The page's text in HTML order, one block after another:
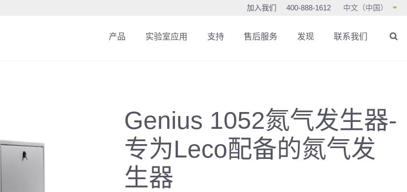
加入我们 400-888-1612 中文（中国）
产品 实验室应用 支持 售后服务 发现 联系我们
Genius 1052氮气发生器-
专为Leco配备的氮气发
生器